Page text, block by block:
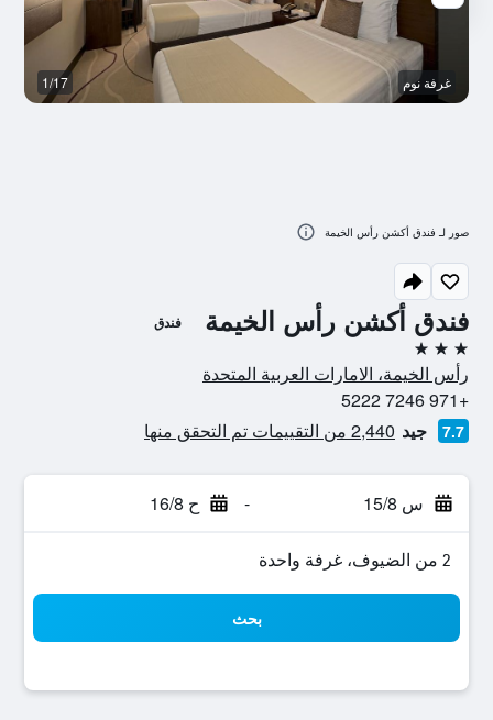
فندق أكشن رأس الخيمة فندق
3 نجوم
رأس الخيمة، الامارات العربية المتحدة
+971 7246 5222
7.7 جيد 2,440 من التقييمات تم التحقق منها
س 15/8 - ح 16/8
2 من الضيوف، غرفة واحدة
بحث
غرفة نوم 1/17
صور لـ فندق أكشن رأس الخيمة